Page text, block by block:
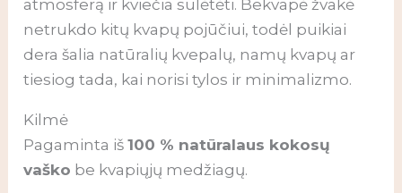
atmosferą ir kviečia sulėtėti. Bekvapė žvakė
netrukdo kitų kvapų pojūčiui, todėl puikiai
dera šalia natūralių kvepalų, namų kvapų ar
tiesiog tada, kai norisi tylos ir minimalizmo.
Kilmė
Pagaminta iš100 % natūralaus kokosų
vaško be kvapiųjų medžiagų.